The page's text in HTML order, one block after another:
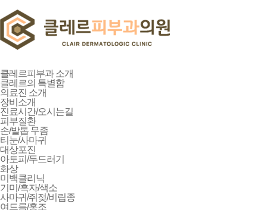
클레르피부과 소개
클레르의 특별함
의료진 소개
장비소개
진료시간/오시는길
피부질환
손/발톱 무좀
티눈/사마귀
대상포진
아토피/두드러기
화상
미백클리닉
기미/흑자/색소
사마귀/쥐젖/비립종
여드름/홍조